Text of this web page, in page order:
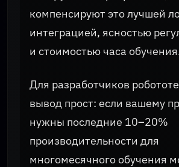
компенсируют это лучшей
интеграцией, ясностью
и стоимостью часа
Для разработчиков
вывод прост: если вашему
нужны последние 10–20%
производительности для
многомесячного обучения